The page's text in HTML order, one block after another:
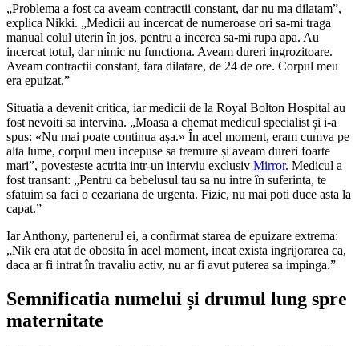
„Problema a fost ca aveam contractii constant, dar nu ma dilatam”,
explica Nikki. „Medicii au incercat de numeroase ori sa-mi traga
manual colul uterin în jos, pentru a incerca sa-mi rupa apa. Au
incercat totul, dar nimic nu functiona. Aveam dureri ingrozitoare.
Aveam contractii constant, fara dilatare, de 24 de ore. Corpul meu
era epuizat.”
Situatia a devenit critica, iar medicii de la Royal Bolton Hospital au
fost nevoiti sa intervina. „Moasa a chemat medicul specialist și i-a
spus: «Nu mai poate continua așa.» În acel moment, eram cumva pe
alta lume, corpul meu incepuse sa tremure și aveam dureri foarte
mari”, povesteste actrita intr-un interviu exclusiv Mirror. Medicul a
fost transant: „Pentru ca bebelusul tau sa nu intre în suferinta, te
sfatuim sa faci o cezariana de urgenta. Fizic, nu mai poti duce asta la
capat.”
Iar Anthony, partenerul ei, a confirmat starea de epuizare extrema:
„Nik era atat de obosita în acel moment, incat exista ingrijorarea ca,
daca ar fi intrat în travaliu activ, nu ar fi avut puterea sa impinga.”
Semnificatia numelui și drumul lung spre
maternitate